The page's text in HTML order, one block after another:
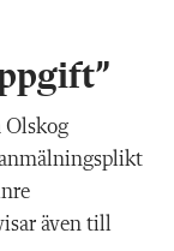
Olskog
även till